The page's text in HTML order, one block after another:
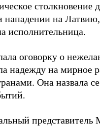
столкновение
на
исполнительница.
оговорку о
надежду на мирное
Она назвала